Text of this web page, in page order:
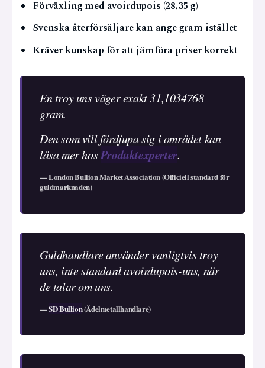
Förväxling med avoirdupois (28,35 g)
Svenska återförsäljare kan ange gram istället
Kräver kunskap för att jämföra priser korrekt
En troy uns väger exakt 31,1034768
gram.
Den som vill fördjupa sig i området kan
läsa mer hosProduktexperter.
— London Bullion Market Association (Officiell standard för
guldmarknaden)
Guldhandlare använder vanligtvis troy
uns, inte standard avoirdupois-uns, när
de talar om uns.
—SD Bullion(Ädelmetallhandlare)